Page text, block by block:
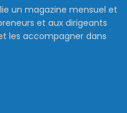
un magazine mensuel et
et aux dirigeants
les accompagner dans